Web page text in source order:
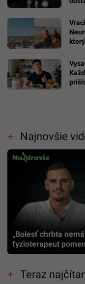
Najnovšie
„Bolesť chrbta
fyzioterapeut
Teraz